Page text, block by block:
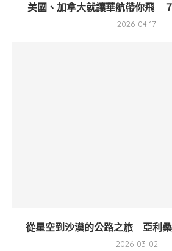
美國、加拿大就讓華航帶你飛
2026-04-17
從星空到沙漠的公路之旅 亞利
2026-03-02